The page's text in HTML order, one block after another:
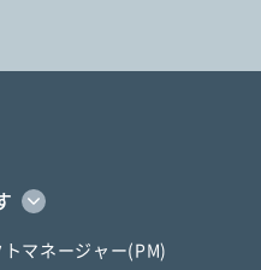
トマネージャー(PM)